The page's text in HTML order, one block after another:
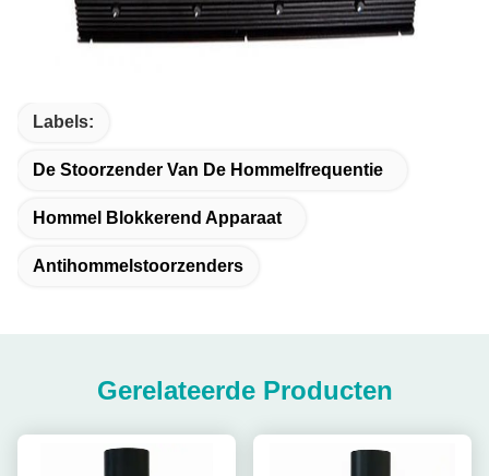
Labels:
De Stoorzender Van De Hommelfrequentie
Hommel Blokkerend Apparaat
Antihommelstoorzenders
Gerelateerde Producten